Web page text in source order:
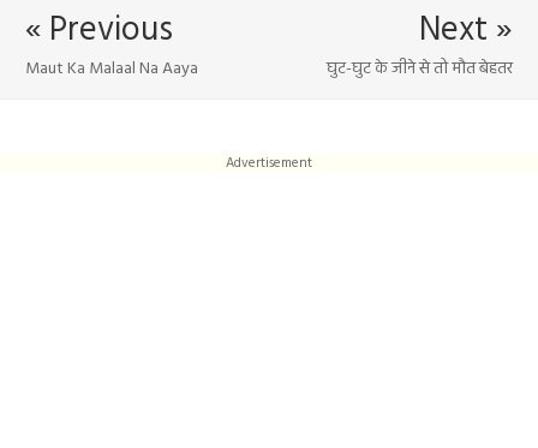
Next »
घुट-घुट के जीने से तो मौत बेहतर
« Previous
Maut Ka Malaal Na Aaya
Advertisement